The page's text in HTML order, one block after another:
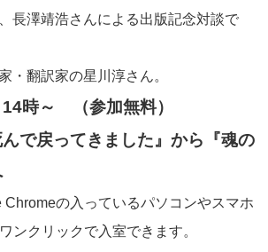
長澤靖浩さんによる出版記念対談で
・翻訳家の星川淳さん。
14時～ （参加無料）
んで戻ってきました』から『魂の
の入っているパソコンやスマホ
ンクリックで入室できます。